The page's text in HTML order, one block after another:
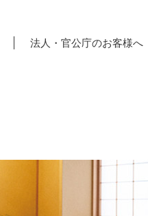
法人・官公庁のお客様へ